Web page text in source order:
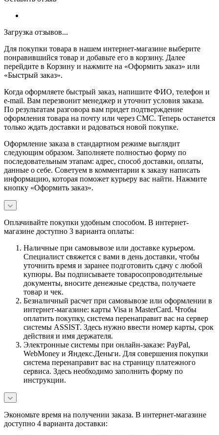
Загрузка отзывов...
Для покупки товара в нашем интернет-магазине выберите
понравившийся товар и добавьте его в корзину. Далее
перейдите в Корзину и нажмите на «Оформить заказ» или
«Быстрый заказ».
Когда оформляете быстрый заказ, напишите ФИО, телефон и
e-mail. Вам перезвонит менеджер и уточнит условия заказа.
По результатам разговора вам придет подтверждение
оформления товара на почту или через СМС. Теперь останется
только ждать доставки и радоваться новой покупке.
Оформление заказа в стандартном режиме выглядит
следующим образом. Заполняете полностью форму по
последовательным этапам: адрес, способ доставки, оплаты,
данные о себе. Советуем в комментарии к заказу написать
информацию, которая поможет курьеру вас найти. Нажмите
кнопку «Оформить заказ».
Оплачивайте покупки удобным способом. В интернет-
магазине доступно 3 варианта оплаты:
Наличные при самовывозе или доставке курьером.
Специалист свяжется с вами в день доставки, чтобы
уточнить время и заранее подготовить сдачу с любой
купюры. Вы подписываете товаросопроводительные
документы, вносите денежные средства, получаете
товар и чек.
Безналичный расчет при самовывозе или оформлении в
интернет-магазине: карты Visa и MasterCard. Чтобы
оплатить покупку, система перенаправит вас на сервер
системы ASSIST. Здесь нужно ввести номер карты, срок
действия и имя держателя.
Электронные системы при онлайн-заказе: PayPal,
WebMoney и Яндекс.Деньги. Для совершения покупки
система перенаправит вас на страницу платежного
сервиса. Здесь необходимо заполнить форму по
инструкции.
Экономьте время на получении заказа. В интернет-магазине
доступно 4 варианта доставки: